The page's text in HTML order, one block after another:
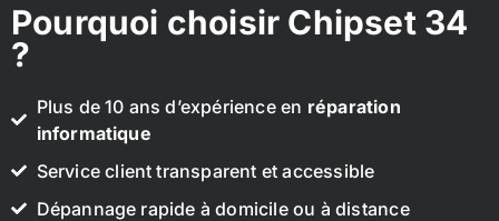
Pourquoi choisir Chipset 34
?
Plus de 10 ans d’expérience en réparation
informatique
Service client transparent et accessible
Dépannage rapide à domicile ou à distance